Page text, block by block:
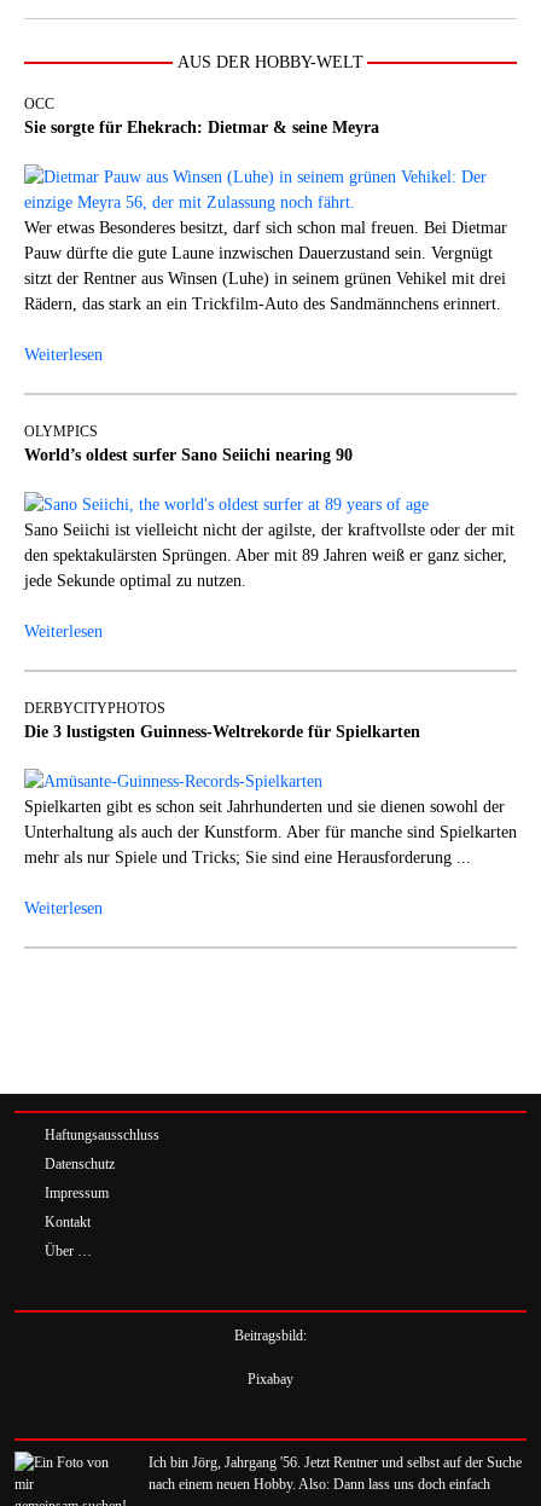
AUS DER HOBBY-WELT
OCC
Sie sorgte für Ehekrach: Dietmar & seine Meyra
Wer etwas Besonderes besitzt, darf sich schon mal freuen. Bei Dietmar
Pauw dürfte die gute Laune inzwischen Dauerzustand sein. Vergnügt
sitzt der Rentner aus Winsen (Luhe) in seinem grünen Vehikel mit drei
Rädern, das stark an ein Trickfilm-Auto des Sandmännchens erinnert.
Weiterlesen
OLYMPICS
World’s oldest surfer Sano Seiichi nearing 90
Sano Seiichi ist vielleicht nicht der agilste, der kraftvollste oder der mit
den spektakulärsten Sprüngen. Aber mit 89 Jahren weiß er ganz sicher,
jede Sekunde optimal zu nutzen.
Weiterlesen
DERBYCITYPHOTOS
Die 3 lustigsten Guinness-Weltrekorde für Spielkarten
Spielkarten gibt es schon seit Jahrhunderten und sie dienen sowohl der
Unterhaltung als auch der Kunstform. Aber für manche sind Spielkarten
mehr als nur Spiele und Tricks; Sie sind eine Herausforderung ...
Weiterlesen
Haftungsausschluss
Datenschutz
Impressum
Kontakt
Über …
Beitragsbild:
Pixabay
Ich bin Jörg, Jahrgang '56. Jetzt Rentner und selbst auf der Suche
nach einem neuen Hobby. Also: Dann lass uns doch einfach